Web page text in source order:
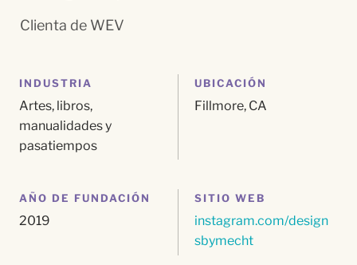
Clienta de WEV
INDUSTRIA
Artes, libros,
manualidades y
pasatiempos
UBICACIÓN
Fillmore, CA
AÑO DE FUNDACIÓN
2019
SITIO WEB
instagram.com/design
sbymecht